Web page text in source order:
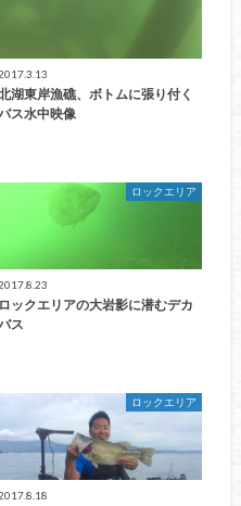
湖東岸漁礁、ボトムに張り付く
ス水中映像
ロックエリア
ロックエリアの大岩影に潜むデカ
ス
ロックエリア